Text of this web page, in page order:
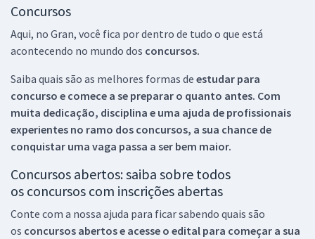
Concursos
Aqui, no Gran, você fica por dentro de tudo o que está
acontecendo no mundo dos concursos.
Saiba quais são as melhores formas de estudar para
concurso e comece a se preparar o quanto antes. Com
muita dedicação, disciplina e uma ajuda de profissionais
experientes no ramo dos concursos, a sua chance de
conquistar uma vaga passa a ser bem maior.
Concursos abertos: saiba sobre todos
os concursos com inscrições abertas
Conte com a nossa ajuda para ficar sabendo quais são
os concursos abertos e acesse o edital para começar a sua